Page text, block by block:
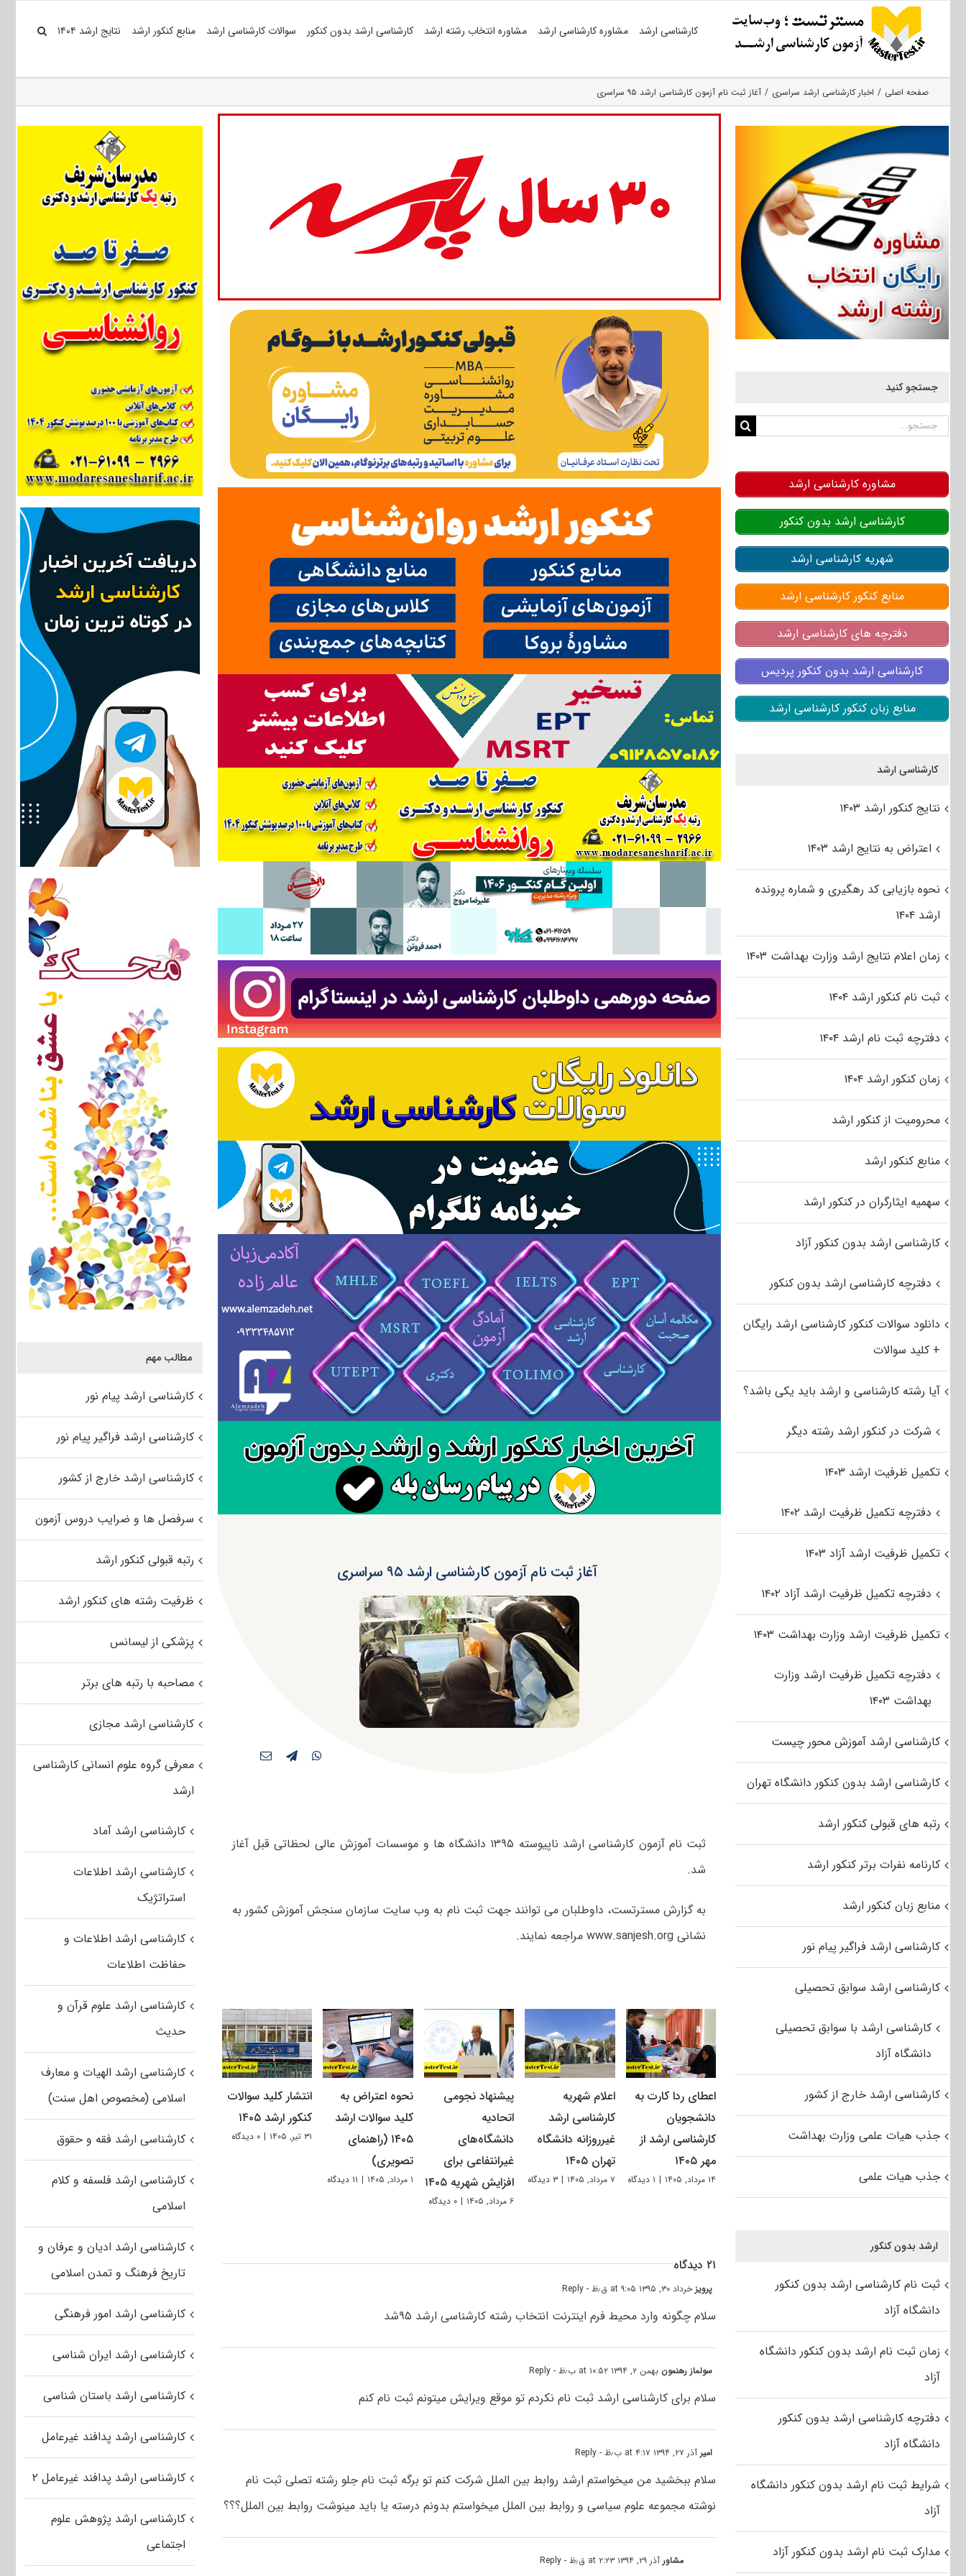
کارشناسی ارشد مشاوره کارشناسی ارشد مشاوره انتخاب رشته ارشد کارشناسی ارشد بدون کنکور سوالات کارشناسی ارشد منابع کنکور ارشد نتایج ارشد ۱۴۰۴
صفحه اصلی اخبار کارشناسی ارشد سراسری آغاز ثبت نام آزمون کارشناسی ارشد ۹۵ سراسری
آغاز ثبت نام آزمون کارشناسی ارشد ۹۵ سراسری
ثبت نام آزمون کارشناسی ارشد ناپیوسته ۱۳۹۵ دانشگاه ها و موسسات آموزش عالی لحظاتی قبل آغاز
شد.
به گزارش مسترتست، داوطلبان می توانند جهت ثبت نام به وب سایت سازمان سنجش آموزش کشور به
نشانی www.sanjesh.org مراجعه نمایند.
اعطای ردا کارت به
دانشجویان
کارشناسی ارشد از
مهر ۱۴۰۵
۱۴ مرداد, ۱۴۰۵ | ۱ دیدگاه
اعلام شهریه
کارشناسی ارشد
غیرروزانه دانشگاه
تهران ۱۴۰۵
۷ مرداد, ۱۴۰۵ | ۳ دیدگاه
پیشنهاد نجومی
اتحادیه
دانشگاه‌های
غیرانتفاعی برای
افزایش شهریه ۱۴۰۵
۶ مرداد, ۱۴۰۵ | ۰ دیدگاه
نحوه اعتراض به
کلید سوالات ارشد
۱۴۰۵ (راهنمای
تصویری)
۱ مرداد, ۱۴۰۵ | ۱۱ دیدگاه
انتشار کلید سوالات
کنکور ارشد ۱۴۰۵
۳۱ تیر, ۱۴۰۵ | ۰ دیدگاه
۲۱ دیدگاه
پرویزخرداد ۳۰, ۱۳۹۵ at ۹:۰۵ ق٫ظ - Reply
سلام چگونه وارد محیط فرم اینترنت انتخاب رشته کارشناسی ارشد ۹۵شد
سولماز رهنمون بهمن ۲, ۱۳۹۴ at ۱۰:۵۲ ب٫ظ - Reply
سلام برای کارشناسی ارشد ثبت نام نکردم تو موقع ویرایش میتونم ثبت نام کنم
امیر آذر ۲۷, ۱۳۹۴ at ۴:۱۷ ب٫ظ - Reply
سلام ببخشید من میخواستم ارشد روابط بین الملل شرکت کنم تو برگه ثبت نام جلو رشته تصلی ثبت نام
نوشته مجموعه علوم سیاسی و روابط بین الملل میخواستم بدونم درسته یا باید مینوشت روابط بین الملل؟؟؟
مشاور آذر ۲۹, ۱۳۹۴ at ۲:۲۳ ق٫ظ - Reply
مطالب مهم
کارشناسی ارشد پیام نور
کارشناسی ارشد فراگیر پیام نور
کارشناسی ارشد خارج از کشور
سرفصل ها و ضرایب دروس آزمون
رتبه قبولی کنکور ارشد
ظرفیت رشته های کنکور ارشد
پزشکی از لیسانس
مصاحبه با رتبه های برتر
کارشناسی ارشد مجازی
معرفی گروه علوم انسانی کارشناسی
ارشد
کارشناسی ارشد آماد
کارشناسی ارشد اطلاعات
استراتژیک
کارشناسی ارشد اطلاعات و
حفاظت اطلاعات
کارشناسی ارشد علوم قرآن و
حدیث
کارشناسی ارشد الهیات و معارف
اسلامی (مخصوص اهل سنت)
کارشناسی ارشد فقه و حقوق
کارشناسی ارشد فلسفه و کلام
اسلامی
کارشناسی ارشد ادیان و عرفان و
تاریخ فرهنگ و تمدن اسلامی
کارشناسی ارشد امور فرهنگی
کارشناسی ارشد ایران شناسی
کارشناسی ارشد باستان شناسی
کارشناسی ارشد پدافند غیرعامل
کارشناسی ارشد پدافند غیرعامل ۲
کارشناسی ارشد پژوهش علوم
اجتماعی
جستجو کنید
جستجو
مشاوره کارشناسی ارشد
کارشناسی ارشد بدون کنکور
شهریه کارشناسی ارشد
منابع کنکور کارشناسی ارشد
دفترچه های کارشناسی ارشد
کارشناسی ارشد بدون کنکور پردیس
منابع زبان کنکور کارشناسی ارشد
کارشناسی ارشد
نتایج کنکور ارشد ۱۴۰۳
اعتراض به نتایج ارشد ۱۴۰۳
نحوه بازیابی کد رهگیری و شماره پرونده
ارشد ۱۴۰۴
زمان اعلام نتایج ارشد وزارت بهداشت ۱۴۰۳
ثبت نام کنکور ارشد ۱۴۰۴
دفترچه ثبت نام ارشد ۱۴۰۴
زمان کنکور ارشد ۱۴۰۴
محرومیت از کنکور ارشد
منابع کنکور ارشد
سهمیه ایثارگران در کنکور ارشد
کارشناسی ارشد بدون کنکور آزاد
دفترچه کارشناسی ارشد بدون کنکور
دانلود سوالات کنکور کارشناسی ارشد رایگان
+ کلید سوالات
آیا رشته کارشناسی و ارشد باید یکی باشد؟
شرکت در کنکور ارشد رشته دیگر
تکمیل ظرفیت ارشد ۱۴۰۳
دفترچه تکمیل ظرفیت ارشد ۱۴۰۲
تکمیل ظرفیت ارشد آزاد ۱۴۰۳
دفترچه تکمیل ظرفیت ارشد آزاد ۱۴۰۲
تکمیل ظرفیت ارشد وزارت بهداشت ۱۴۰۳
دفترچه تکمیل ظرفیت ارشد وزارت
بهداشت ۱۴۰۳
کارشناسی ارشد آموزش محور چیست
کارشناسی ارشد بدون کنکور دانشگاه تهران
رتبه های قبولی کنکور ارشد
کارنامه نفرات برتر کنکور ارشد
منابع زبان کنکور ارشد
کارشناسی ارشد فراگیر پیام نور
کارشناسی ارشد سوابق تحصیلی
کارشناسی ارشد با سوابق تحصیلی
دانشگاه آزاد
کارشناسی ارشد خارج از کشور
جذب هیات علمی وزارت بهداشت
جذب هیات علمی
ارشد بدون کنکور
ثبت نام کارشناسی ارشد بدون کنکور
دانشگاه آزاد
زمان ثبت نام ارشد بدون کنکور دانشگاه
آزاد
دفترچه کارشناسی ارشد بدون کنکور
دانشگاه آزاد
شرایط ثبت نام ارشد بدون کنکور دانشگاه
آزاد
مدارک ثبت نام ارشد بدون کنکور آزاد